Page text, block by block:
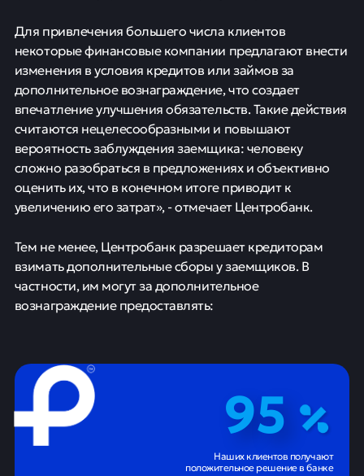
Для привлечения большего числа клиентов
некоторые финансовые компании предлагают внести
изменения в условия кредитов или займов за
дополнительное вознаграждение, что создает
впечатление улучшения обязательств. Такие действия
считаются нецелесообразными и повышают
вероятность заблуждения заемщика: человеку
сложно разобраться в предложениях и объективно
оценить их, что в конечном итоге приводит к
увеличению его затрат», - отмечает Центробанк.
Тем не менее, Центробанк разрешает кредиторам
взимать дополнительные сборы у заемщиков. В
частности, им могут за дополнительное
вознаграждение предоставлять:
95
Наших клиентов получают
положительное решение в банке